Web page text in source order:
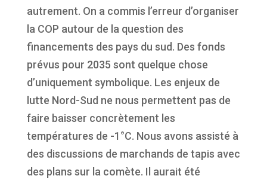
autrement. On a commis l’erreur d’organiser
la COP autour de la question des
financements des pays du sud. Des fonds
prévus pour 2035 sont quelque chose
d’uniquement symbolique. Les enjeux de
lutte Nord-Sud ne nous permettent pas de
faire baisser concrètement les
températures de -1°C. Nous avons assisté à
des discussions de marchands de tapis avec
des plans sur la comète. Il aurait été